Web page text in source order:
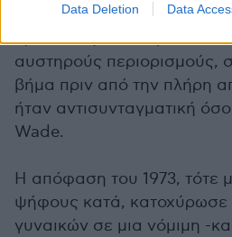
Data Deletion Data
κυρίως από τον
προσπάθησαν να βάλουν
αυστηρούς περιορισμούς,
βήμα πριν από την πλήρη
ήταν αντισυνταγματική
Wade.
Η απόφαση του 1973, τότε
ψήφους κατά, κατοχύρωσε
γυναικών σε μια νόμιμη -